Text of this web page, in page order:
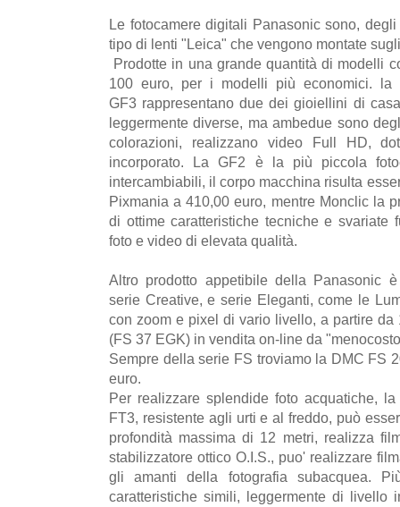
Le fotocamere digitali Panasonic sono,
tipo di lenti "Leica" che vengono montate
Prodotte in una grande quantità di modelli
100 euro, per i modelli più economici. la
GF3 rappresentano due dei gioiellini di
leggermente diverse, ma ambedue sono
colorazioni, realizzano video Full HD,
incorporato. La GF2 è la più piccola
intercambiabili, il corpo macchina risulta
Pixmania a 410,00 euro, mentre Monclic la
di ottime caratteristiche tecniche e svariate
foto e video di elevata qualità.
Altro prodotto appetibile della Panasonic
serie Creative, e serie Eleganti, come le
con zoom e pixel di vario livello, a partire da
(FS 37 EGK) in vendita on-line da
Sempre della serie FS troviamo la DMC FS
euro.
Per realizzare splendide foto acquatiche,
FT3, resistente agli urti e al freddo, può
profondità massima di 12 metri, realizza
stabilizzatore ottico O.I.S., puo' realizzare
gli amanti della fotografia subacquea.
caratteristiche simili, leggermente di